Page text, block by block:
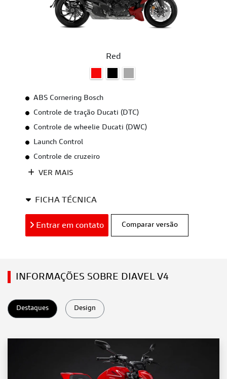
Red
ABS Cornering Bosch
Controle de tração Ducati (DTC)
Controle de wheelie Ducati (DWC)
Launch Control
Controle de cruzeiro
VER MAIS
FICHA TÉCNICA
Entrar em contato Comparar versão
INFORMAÇÕES SOBRE DIAVEL V4
Destaques Design